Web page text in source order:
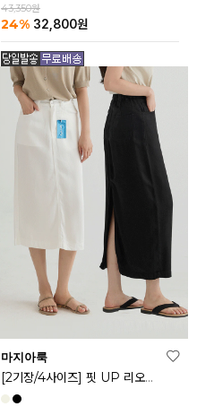
43,350원
24% 32,800원
마지아룩
[2기장/4사이즈] 핏 UP 리오셀 스판 스커트